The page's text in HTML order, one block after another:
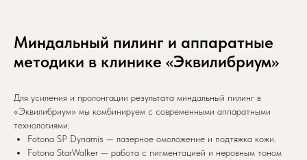
Миндальный пилинг и аппаратные
методики в клинике «Эквилибриум»
Для усиления и пролонгации результата миндальный пилинг в
«Эквилибриум» мы комбинируем с современными аппаратными
технологиями:
Fotona SP Dynamis — лазерное омоложение и подтяжка кожи.
Fotona StarWalker — работа с пигментацией и неровным тоном